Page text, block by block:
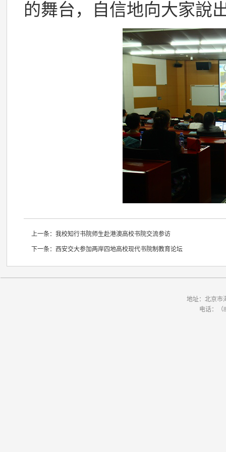
的舞台，自信地向大家說
上一条： 我校知行书院师生赴港澳高校书院交流参访
下一条： 西安交大参加两岸四地高校现代书院制教育论坛
地址：北京市
电话：（